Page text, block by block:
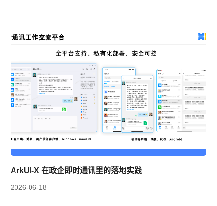
ArkUI-X 在政企即时通讯里的落地实践
2026-06-18